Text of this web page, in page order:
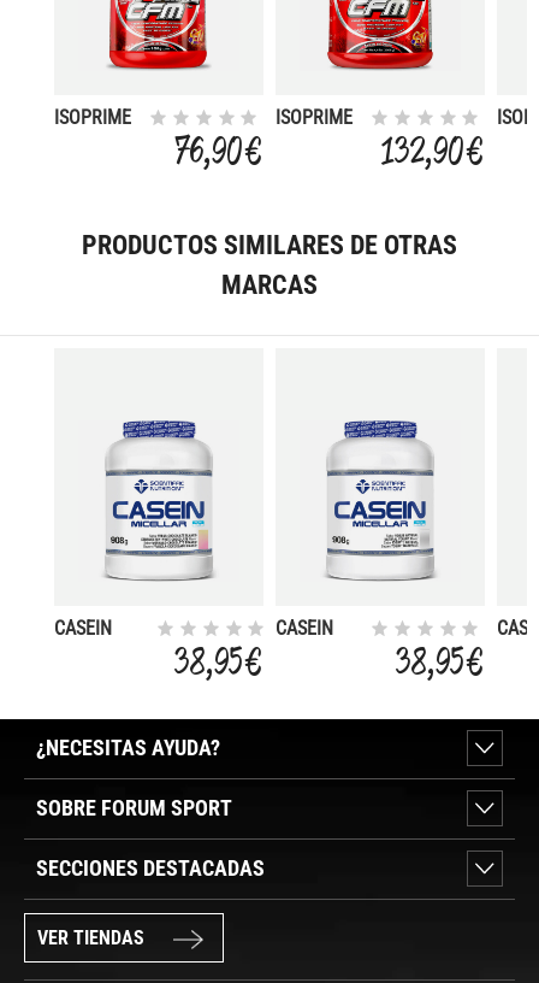
ISOPRIME
76,90 €
ISOPRIME
132,90 €
PRODUCTOS SIMILARES DE OTRAS
MARCAS
CASEIN
38,95 €
CASEIN
38,95 €
¿NECESITAS AYUDA?
SOBRE FORUM SPORT
SECCIONES DESTACADAS
VER TIENDAS